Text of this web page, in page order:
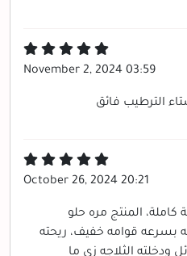
November 2, 2024 03:59
الترطيب فائق
October 26, 2024 20:21
المنتج مره حلو
بسرعه قوامه خفيف، ريحته
ودخلته الثلاجه زي ما